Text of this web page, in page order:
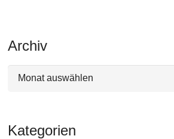
Archiv
Archiv
Kategorien